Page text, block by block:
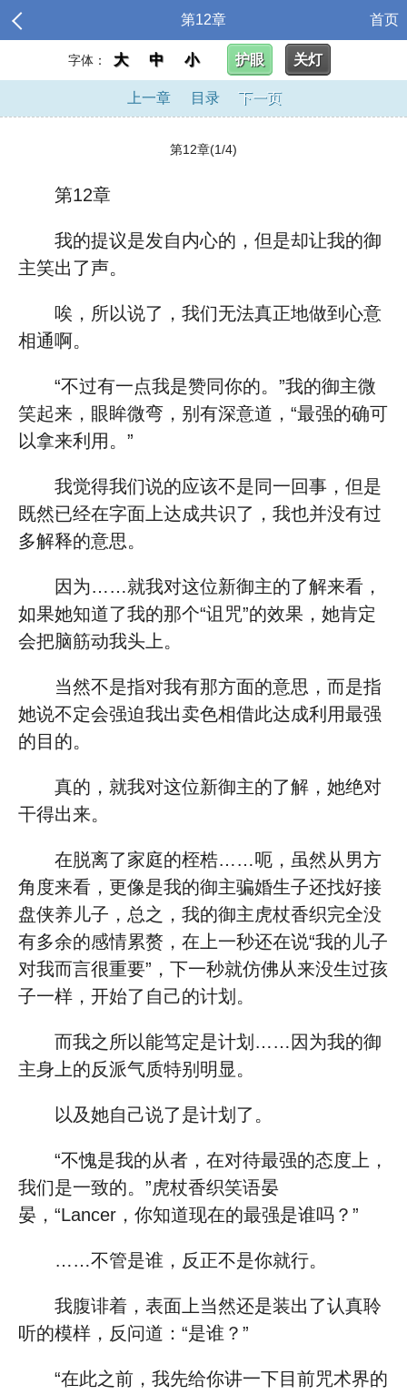
第12章 首页
字体： 大 中 小 护眼 关灯
上一章 目录 下一页
第12章(1/4)
第12章
我的提议是发自内心的，但是却让我的御
主笑出了声。
唉，所以说了，我们无法真正地做到心意
相通啊。
“不过有一点我是赞同你的。”我的御主微
笑起来，眼眸微弯，别有深意道，“最强的确可
以拿来利用。”
我觉得我们说的应该不是同一回事，但是
既然已经在字面上达成共识了，我也并没有过
多解释的意思。
因为……就我对这位新御主的了解来看，
如果她知道了我的那个“诅咒”的效果，她肯定
会把脑筋动我头上。
当然不是指对我有那方面的意思，而是指
她说不定会强迫我出卖色相借此达成利用最强
的目的。
真的，就我对这位新御主的了解，她绝对
干得出来。
在脱离了家庭的桎梏……呃，虽然从男方
角度来看，更像是我的御主骗婚生子还找好接
盘侠养儿子，总之，我的御主虎杖香织完全没
有多余的感情累赘，在上一秒还在说“我的儿子
对我而言很重要”，下一秒就仿佛从来没生过孩
子一样，开始了自己的计划。
而我之所以能笃定是计划……因为我的御
主身上的反派气质特别明显。
以及她自己说了是计划了。
“不愧是我的从者，在对待最强的态度上，
我们是一致的。”虎杖香织笑语晏
晏，“Lancer，你知道现在的最强是谁吗？”
……不管是谁，反正不是你就行。
我腹诽着，表面上当然还是装出了认真聆
听的模样，反问道：“是谁？”
“在此之前，我先给你讲一下目前咒术界的